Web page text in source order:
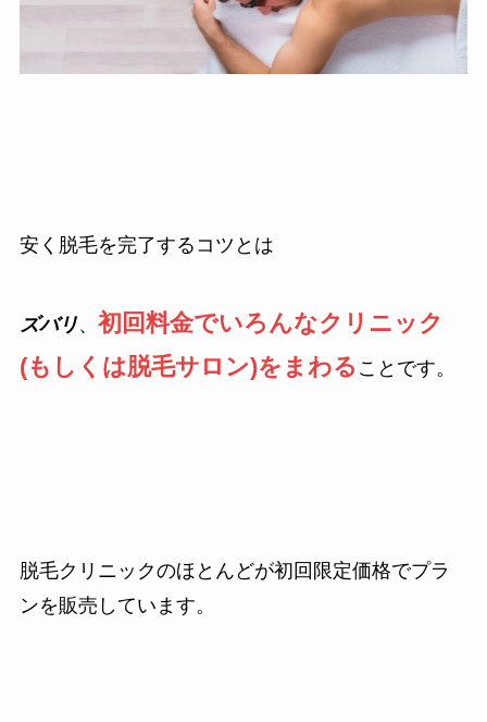
安く脱毛を完了するコツとは
ズバリ、 初回料金でいろんなクリニック
(もしくは脱毛サロン)をまわる ことです。
脱毛クリニックのほとんどが初回限定価格でプラ
ンを販売しています。